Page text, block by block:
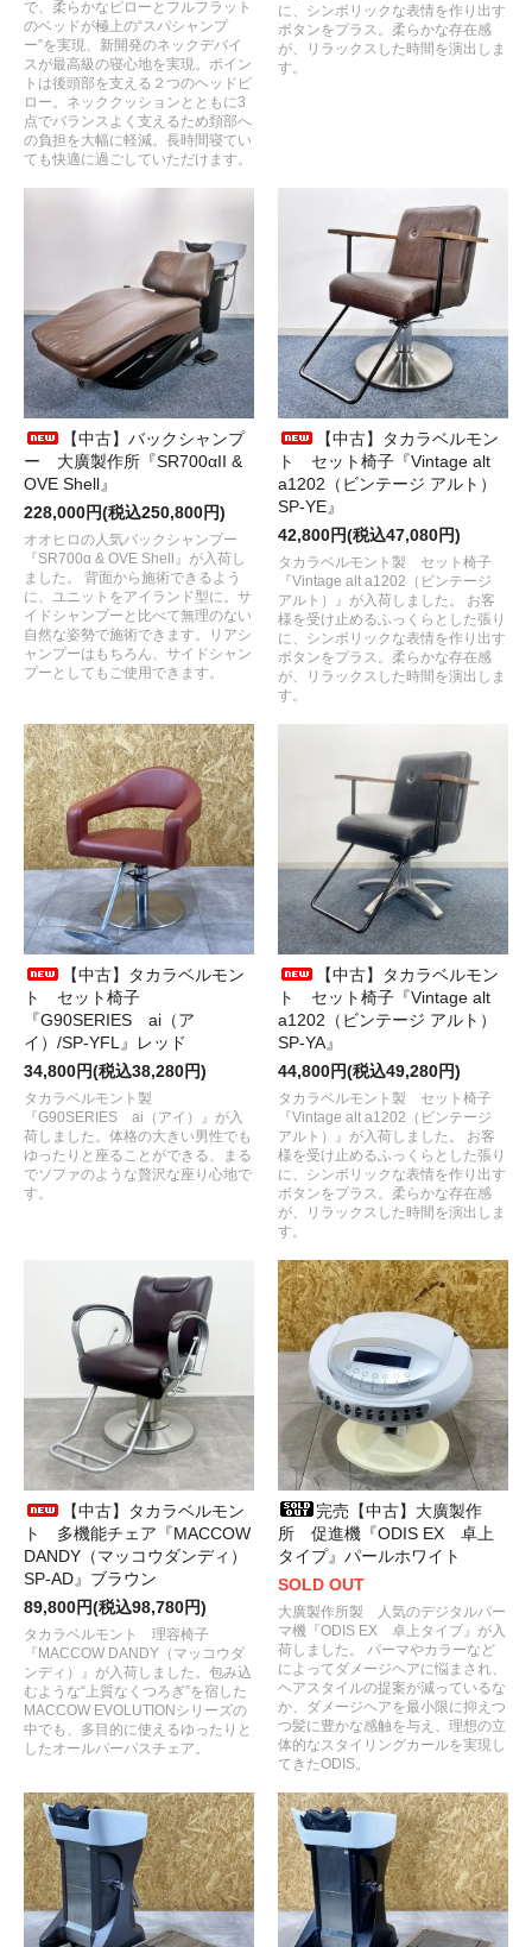
で、柔らかなピローとフルフラット
のベッドが極上の“スパシャンプ
ー”を実現、新開発のネックデバイ
スが最高級の寝心地を実現。ポイン
トは後頭部を支える２つのヘッドピ
ロー。ネッククッションとともに3
点でバランスよく支えるため頚部へ
の負担を大幅に軽減。長時間寝てい
ても快適に過ごしていただけます。
に、シンボリックな表情を作り出す
ボタンをプラス。柔らかな存在感
が、リラックスした時間を演出しま
す。
【中古】バックシャンプ
ー 大廣製作所『SR700αII &
OVE Shell』
228,000円(税込250,800円)
オオヒロの人気バックシャンプー
『SR700α & OVE Shell』が入荷し
ました。 背面から施術できるよう
に、ユニットをアイランド型に。サ
イドシャンプーと比べて無理のない
自然な姿勢で施術できます。リアシ
ャンプーはもちろん、サイドシャン
プーとしてもご使用できます。
【中古】タカラベルモン
ト セット椅子『Vintage alt
a1202（ビンテージ アルト）
SP-YE』
42,800円(税込47,080円)
タカラベルモント製 セット椅子
『Vintage alt a1202（ビンテージ
アルト）』が入荷しました。 お客
様を受け止めるふっくらとした張り
に、シンボリックな表情を作り出す
ボタンをプラス。柔らかな存在感
が、リラックスした時間を演出しま
す。
【中古】タカラベルモン
ト セット椅子
『G90SERIES ai（ア
イ）/SP-YFL』レッド
34,800円(税込38,280円)
タカラベルモント製
『G90SERIES ai（アイ）』が入
荷しました。体格の大きい男性でも
ゆったりと座ることができる、まる
でソファのような贅沢な座り心地で
す。
【中古】タカラベルモン
ト セット椅子『Vintage alt
a1202（ビンテージ アルト）
SP-YA』
44,800円(税込49,280円)
タカラベルモント製 セット椅子
『Vintage alt a1202（ビンテージ
アルト）』が入荷しました。 お客
様を受け止めるふっくらとした張り
に、シンボリックな表情を作り出す
ボタンをプラス。柔らかな存在感
が、リラックスした時間を演出しま
す。
【中古】タカラベルモン
ト 多機能チェア『MACCOW
DANDY（マッコウダンディ）
SP-AD』ブラウン
89,800円(税込98,780円)
タカラベルモント 理容椅子
『MACCOW DANDY（マッコウダ
ンディ）』が入荷しました。包み込
むような“上質なくつろぎ”を宿した
MACCOW EVOLUTIONシリーズの
中でも、多目的に使えるゆったりと
したオールパーパスチェア。
完売【中古】大廣製作
所 促進機『ODIS EX 卓上
タイプ』パールホワイト
SOLD OUT
大廣製作所製 人気のデジタルパー
マ機『ODIS EX 卓上タイプ』が入
荷しました。 パーマやカラーなど
によってダメージヘアに悩まされ、
ヘアスタイルの提案が減っているな
か、ダメージヘアを最小限に抑えつ
つ髪に豊かな感触を与え、理想の立
体的なスタイリングカールを実現し
てきたODIS。